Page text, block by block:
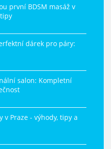
první BDSM masáž v
dárek pro páry:
salon: Kompletní
v Praze - výhody, tipy a